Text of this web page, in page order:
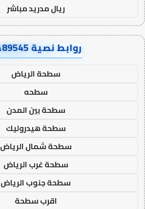
ريال مدريد مباشر
روابط نصية AA89545
سطحة الرياض
سطحه
سطحة بين المدن
سطحة هيدروليك
سطحة شمال الرياض
سطحة غرب الرياض
سطحة جنوب الرياض
اقرب سطحة